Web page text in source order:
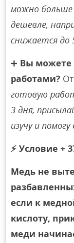
можно больше
дешевле,
снижается до
➕ Вы можете
работами?
готовую
3 дня,
изучу и помогу
⚡ Условие +
Медь не
если к
кислоту,
меди